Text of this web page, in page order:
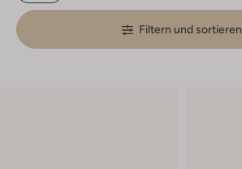
Filtern und sortieren